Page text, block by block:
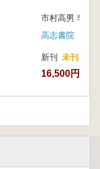
高志書院
新刊 未刊
16,500円